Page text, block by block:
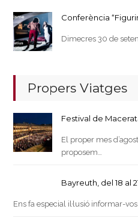
Conferència
Dimecres 30 de
Propers Viatges
Festival de
El proper mes
proposem…
Bayreuth, del 18 al
Ens fa especial il·lusió informar-